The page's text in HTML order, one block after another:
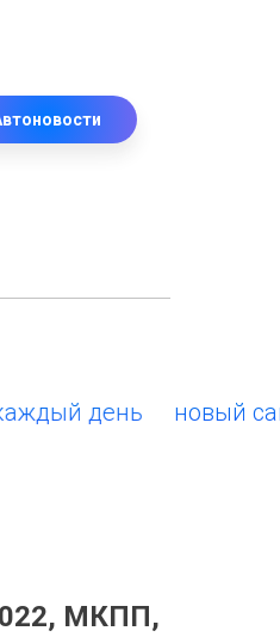
день новый сайт
МКПП,